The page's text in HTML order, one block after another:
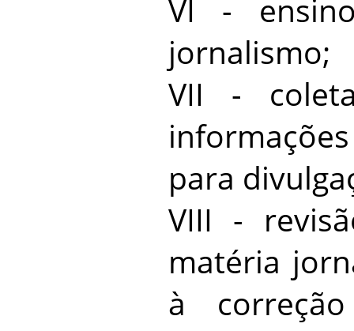
VI -
jornalismo;
VII -
para
VIII -
matéria
à